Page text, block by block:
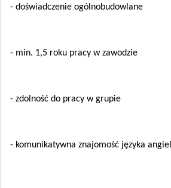
- doświadczenie ogólnobudowlane
- min. 1,5 roku pracy w zawodzie
- zdolność do pracy w grupie
- komunikatywna znajomość języka